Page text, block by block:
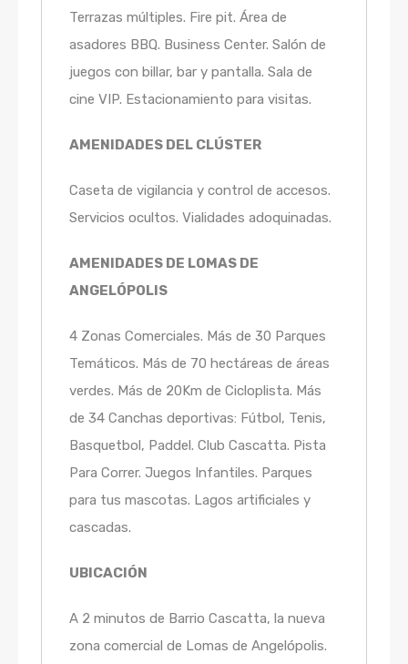
Terrazas múltiples. Fire pit. Área de
asadores BBQ. Business Center. Salón de
juegos con billar, bar y pantalla. Sala de
cine VIP. Estacionamiento para visitas.
AMENIDADES DEL CLÚSTER
Caseta de vigilancia y control de accesos.
Servicios ocultos. Vialidades adoquinadas.
AMENIDADES DE LOMAS DE
ANGELÓPOLIS
4 Zonas Comerciales. Más de 30 Parques
Temáticos. Más de 70 hectáreas de áreas
verdes. Más de 20Km de Cicloplista. Más
de 34 Canchas deportivas: Fútbol, Tenis,
Basquetbol, Paddel. Club Cascatta. Pista
Para Correr. Juegos Infantiles. Parques
para tus mascotas. Lagos artificiales y
cascadas.
UBICACIÓN
A 2 minutos de Barrio Cascatta, la nueva
zona comercial de Lomas de Angelópolis.